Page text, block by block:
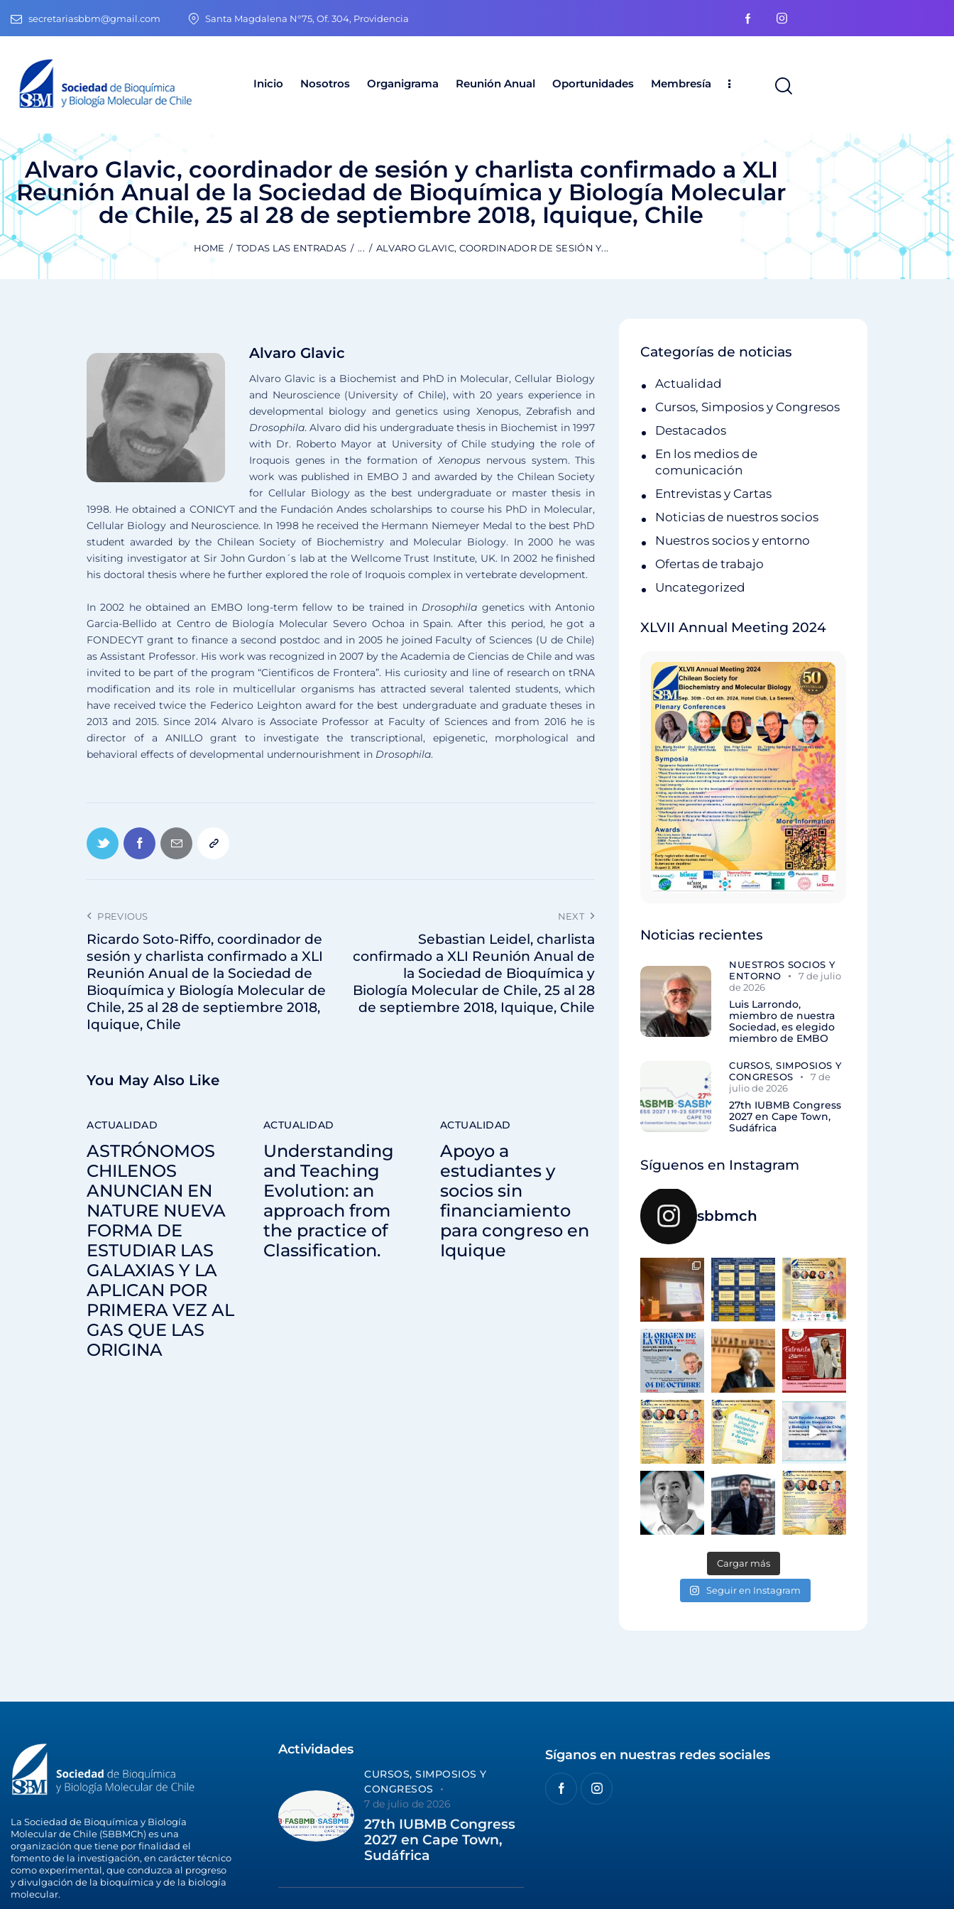
secretariasbbm@gmail.com Santa Magdalena N°75, Of. 304, Providencia
Inicio Nosotros Organigrama Reunión Anual Oportunidades Membresía
Alvaro Glavic, coordinador de sesión y charlista confirmado a XLI
Reunión Anual de la Sociedad de Bioquímica y Biología Molecular
de Chile, 25 al 28 de septiembre 2018, Iquique, Chile
HOME TODAS LAS ENTRADAS ... ALVARO GLAVIC, COORDINADOR DE SESIÓN Y...
Alvaro Glavic
Alvaro Glavic is a Biochemist and PhD in Molecular, Cellular Biology
and Neuroscience (University of Chile), with 20 years experience in
developmental biology and genetics using Xenopus, Zebrafish and
Drosophila. Alvaro did his undergraduate thesis in Biochemist in 1997
with Dr. Roberto Mayor at University of Chile studying the role of
Iroquois genes in the formation ofXenopus nervous system. This
work was published in EMBO J and awarded by the Chilean Society
for Cellular Biology as the best undergraduate or master thesis in
1998. He obtained a CONICYT and the Fundación Andes scholarships to course his PhD in Molecular,
Cellular Biology and Neuroscience. In 1998 he received the Hermann Niemeyer Medal to the best PhD
student awarded by the Chilean Society of Biochemistry and Molecular Biology. In 2000 he was
visiting investigator at Sir John Gurdon´s lab at the Wellcome Trust Institute, UK. In 2002 he finished
his doctoral thesis where he further explored the role of Iroquois complex in vertebrate development.
In 2002 he obtained an EMBO long-term fellow to be trained in Drosophila genetics with Antonio
Garcia-Bellido at Centro de Biología Molecular Severo Ochoa in Spain. After this period, he got a
FONDECYT grant to finance a second postdoc and in 2005 he joined Faculty of Sciences (U de Chile)
as Assistant Professor. His work was recognized in 2007 by the Academia de Ciencias de Chile and was
invited to be part of the program “Cientificos de Frontera”. His curiosity and line of research on tRNA
modification and its role in multicellular organisms has attracted several talented students, which
have received twice the Federico Leighton award for the best undergraduate and graduate theses in
2013 and 2015. Since 2014 Alvaro is Associate Professor at Faculty of Sciences and from 2016 he is
director of a ANILLO grant to investigate the transcriptional, epigenetic, morphological and
behavioral effects of developmental undernourishment in Drosophila.
PREVIOUS
Ricardo Soto-Riffo, coordinador de
sesión y charlista confirmado a XLI
Reunión Anual de la Sociedad de
Bioquímica y Biología Molecular de
Chile, 25 al 28 de septiembre 2018,
Iquique, Chile
NEXT
Sebastian Leidel, charlista
confirmado a XLI Reunión Anual de
la Sociedad de Bioquímica y
Biología Molecular de Chile, 25 al 28
de septiembre 2018, Iquique, Chile
You May Also Like
ACTUALIDAD
ASTRÓNOMOS
CHILENOS
ANUNCIAN EN
NATURE NUEVA
FORMA DE
ESTUDIAR LAS
GALAXIAS Y LA
APLICAN POR
PRIMERA VEZ AL
GAS QUE LAS
ORIGINA
ACTUALIDAD
Understanding
and Teaching
Evolution: an
approach from
the practice of
Classification.
ACTUALIDAD
Apoyo a
estudiantes y
socios sin
financiamiento
para congreso en
Iquique
Categorías de noticias
Actualidad
Cursos, Simposios y Congresos
Destacados
En los medios de
comunicación
Entrevistas y Cartas
Noticias de nuestros socios
Nuestros socios y entorno
Ofertas de trabajo
Uncategorized
XLVII Annual Meeting 2024
Noticias recientes
NUESTROS SOCIOS Y
ENTORNO
7 de julio
de 2026
Luis Larrondo,
miembro de nuestra
Sociedad, es elegido
miembro de EMBO
CURSOS, SIMPOSIOS Y
CONGRESOS
7 de
julio de 2026
27th IUBMB Congress
2027 en Cape Town,
Sudáfrica
Síguenos en Instagram
sbbmch
Cargar más
Seguir en Instagram
La Sociedad de Bioquímica y Biología
Molecular de Chile (SBBMCh) es una
organización que tiene por finalidad el
fomento de la investigación, en carácter técnico
como experimental, que conduzca al progreso
y divulgación de la bioquímica y de la biología
molecular.
Actividades
CURSOS, SIMPOSIOS Y
CONGRESOS
7 de julio de 2026
27th IUBMB Congress
2027 en Cape Town,
Sudáfrica
Síganos en nuestras redes sociales